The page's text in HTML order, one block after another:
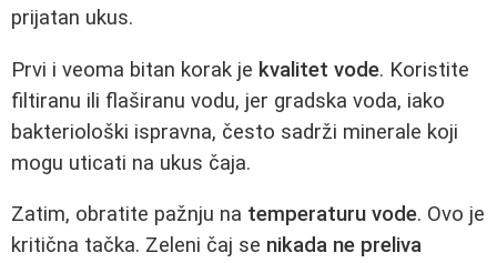
prijatan ukus.
Prvi i veoma bitan korak je kvalitet vode. Koristite
filtiranu ili flaširanu vodu, jer gradska voda, iako
bakteriološki ispravna, često sadrži minerale koji
mogu uticati na ukus čaja.
Zatim, obratite pažnju na temperaturu vode. Ovo je
kritična tačka. Zeleni čaj se nikada ne preliva